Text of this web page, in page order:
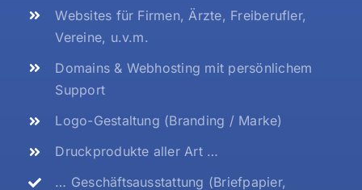
Websites für Firmen, Ärzte, Freiberufler,
Vereine, u.v.m.
Domains & Webhosting mit persönlichem
Support
Logo-Gestaltung (Branding / Marke)
Druckprodukte aller Art …
… Geschäftsausstattung (Briefpapier,